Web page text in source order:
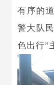
有序的
警大队
色出行”